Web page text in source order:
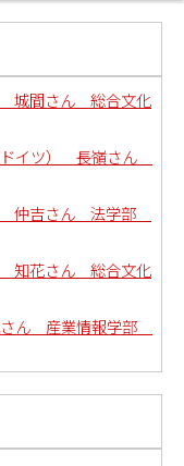
城間さん 総合文化
ドイツ） 長嶺さん
仲吉さん 法学部
知花さん 総合文化
さん 産業情報学部